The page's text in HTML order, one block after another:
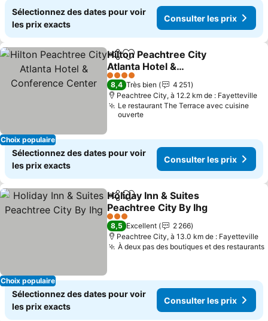
Sélectionnez des dates pour voir
les prix exacts
Consulter les prix
Choix populaire
PartagerAjouter à mes favoris
Hilton Peachtree City
Atlanta Hotel &
Conference Center
Consulter les prix
4 Étoiles
8,4 Très bien
4 251
Peachtree City, à 12.2 km de : Fayetteville
Le restaurant The Terrace avec cuisine
ouverte
Sélectionnez des dates pour voir
les prix exacts
Consulter les prix
Choix populaire
PartagerAjouter à mes favoris
Holiday Inn & Suites
Peachtree City By Ihg
Consulter les prix
3 Étoiles
8,5 Excellent
2 266
Peachtree City, à 13.0 km de : Fayetteville
À deux pas des boutiques et des restaurants
Sélectionnez des dates pour voir
les prix exacts
Consulter les prix